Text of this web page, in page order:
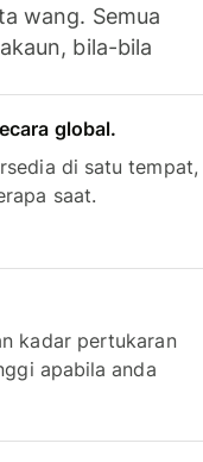
wang. Semua
bila-bila
global.
di satu tempat,
saat.
kadar pertukaran
apabila anda